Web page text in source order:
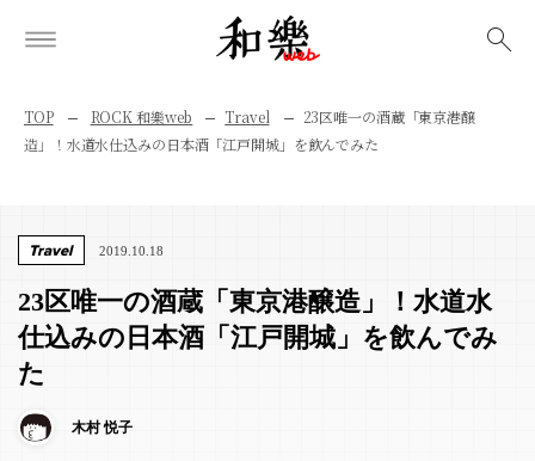
TOP ROCK 和樂web Travel
23区唯一の酒蔵「東京港醸
造」！水道水仕込みの日本酒「江戸開城」を飲んでみた
Travel 2019.10.18
23区唯一の酒蔵「東京港醸造」！水道水
仕込みの日本酒「江戸開城」を飲んでみ
た
木村 悦子